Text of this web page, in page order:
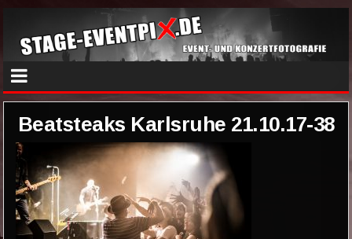
Beatsteaks Karlsruhe 21.10.17-38